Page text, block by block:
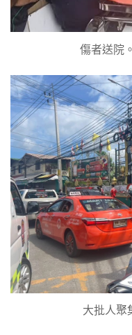
傷者送院
大批人聚